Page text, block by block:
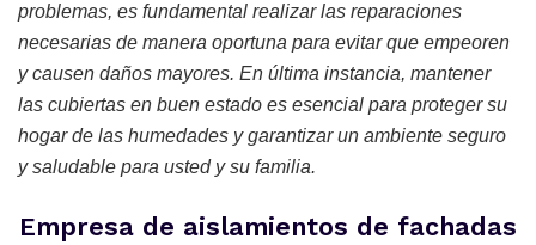
problemas, es fundamental realizar las reparaciones
necesarias de manera oportuna para evitar que empeoren
y causen daños mayores. En última instancia, mantener
las cubiertas en buen estado es esencial para proteger su
hogar de las humedades y garantizar un ambiente seguro
y saludable para usted y su familia.
Empresa de aislamientos de fachadas